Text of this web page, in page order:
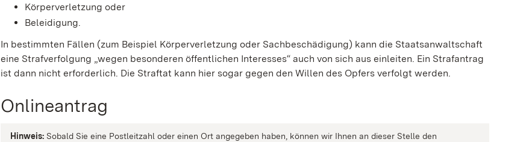
Körperverletzung oder
Beleidigung.
In bestimmten Fällen (zum Beispiel Körperverletzung oder Sachbeschädigung) kann die Staatsanwaltschaft
eine Strafverfolgung „wegen besonderen öffentlichen Interesses“ auch von sich aus einleiten. Ein Strafantrag
ist dann nicht erforderlich. Die Straftat kann hier sogar gegen den Willen des Opfers verfolgt werden.
Onlineantrag
Hinweis: Sobald Sie eine Postleitzahl oder einen Ort angegeben haben, können wir Ihnen an dieser Stelle den